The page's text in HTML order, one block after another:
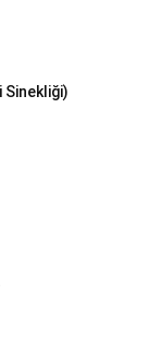
Sinekliği)